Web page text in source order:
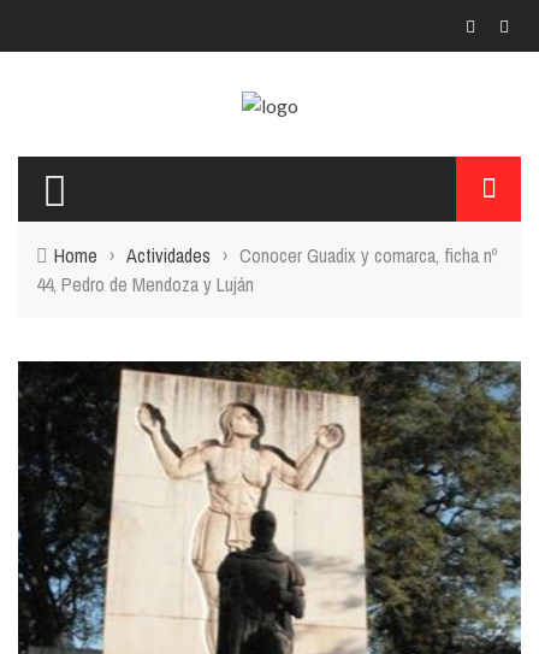
Home › Actividades › Conocer Guadix y comarca, ficha nº
44, Pedro de Mendoza y Luján